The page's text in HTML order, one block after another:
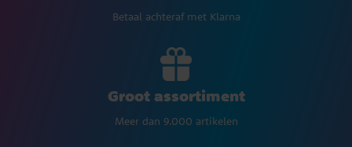
Betaal achteraf met Klarna
Groot assortiment
Meer dan 9.000 artikelen